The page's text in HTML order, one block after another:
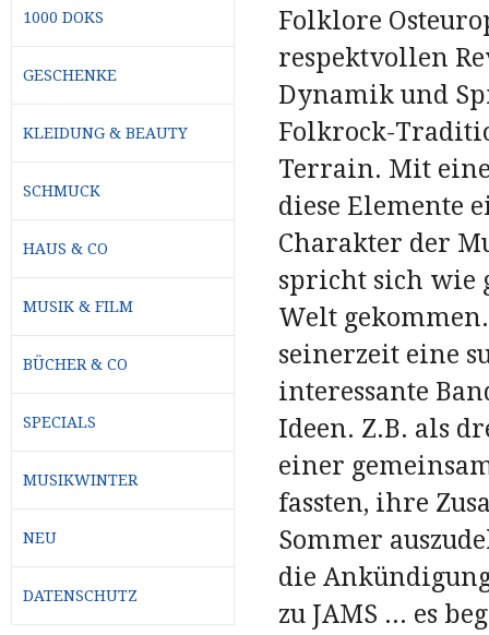
Folklore
respektvollen
Dynamik und
Folkrock-
Terrain. Mit
diese Elemente
Charakter der
spricht sich wie
Welt
seinerzeit eine
interessante
Ideen. Z.B. als
einer
fassten, ihre
Sommer
die
zu JAMS ... es
1000 DOKS
GESCHENKE
KLEIDUNG & BEAUTY
SCHMUCK
HAUS & CO
MUSIK & FILM
BÜCHER & CO
SPECIALS
MUSIKWINTER
NEU
DATENSCHUTZ